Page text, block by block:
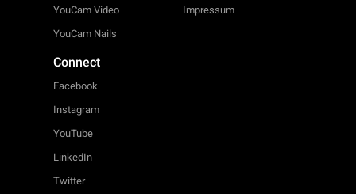
YouCam Video
YouCam Nails
Impressum
Connect
Facebook
Instagram
YouTube
LinkedIn
Twitter